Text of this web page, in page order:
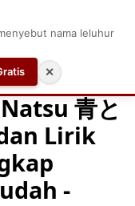
Guitar Tabs
青と
Lirik
-
nama leluhur
✕